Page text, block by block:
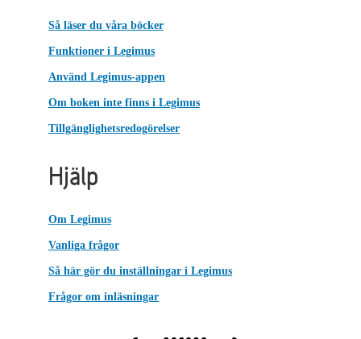
Så läser du våra böcker
Funktioner i Legimus
Använd Legimus-appen
Om boken inte finns i Legimus
Tillgänglighetsredogörelser
Hjälp
Om Legimus
Vanliga frågor
Så här gör du inställningar i Legimus
Frågor om inläsningar